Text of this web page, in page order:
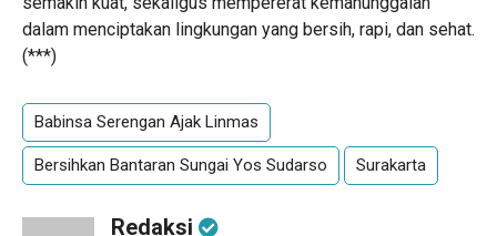
dalam menciptakan lingkungan yang bersih, rapi, dan sehat.
(***)
Babinsa Serengan Ajak Linmas
Bersihkan Bantaran Sungai Yos Sudarso Surakarta
Redaksi